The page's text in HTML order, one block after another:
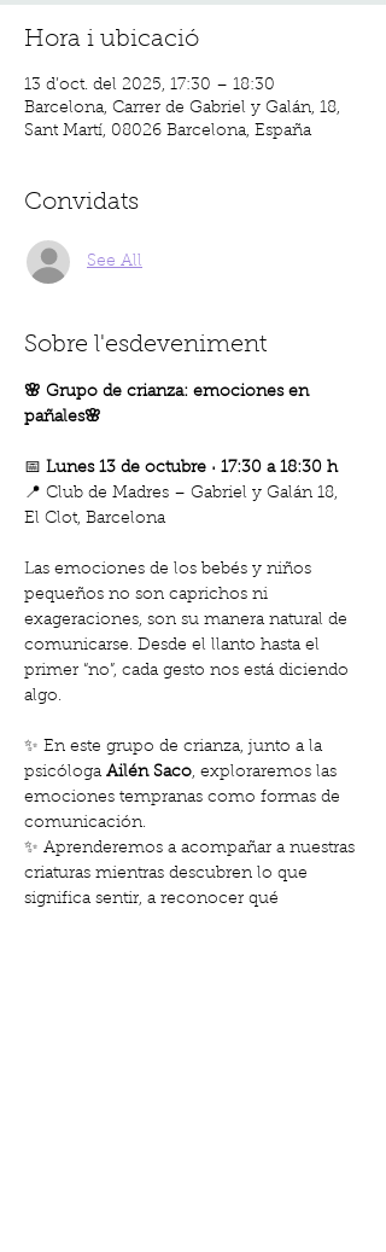
Hora i ubicació
13 d’oct. del 2025, 17:30 – 18:30
Barcelona, Carrer de Gabriel y Galán, 18,
Sant Martí, 08026 Barcelona, España
Convidats
See All
Sobre l'esdeveniment
🌸 Grupo de crianza: emociones en
pañales🌸
📅 Lunes 13 de octubre · 17:30 a 18:30 h
📍 Club de Madres – Gabriel y Galán 18,
El Clot, Barcelona
Las emociones de los bebés y niños
pequeños no son caprichos ni
exageraciones, son su manera natural de
comunicarse. Desde el llanto hasta el
primer “no”, cada gesto nos está diciendo
algo.
✨ En este grupo de crianza, junto a la
psicóloga Ailén Saco, exploraremos las
emociones tempranas como formas de
comunicación.
✨ Aprenderemos a acompañar a nuestras
criaturas mientras descubren lo que
significa sentir, a reconocer qué